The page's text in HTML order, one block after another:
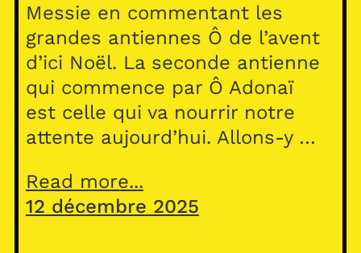
Messie en commentant les
grandes antiennes Ô de l’avent
d’ici Noël. La seconde antienne
qui commence par Ô Adonaï
est celle qui va nourrir notre
attente aujourd’hui. Allons-y …
Read more...
12 décembre 2025